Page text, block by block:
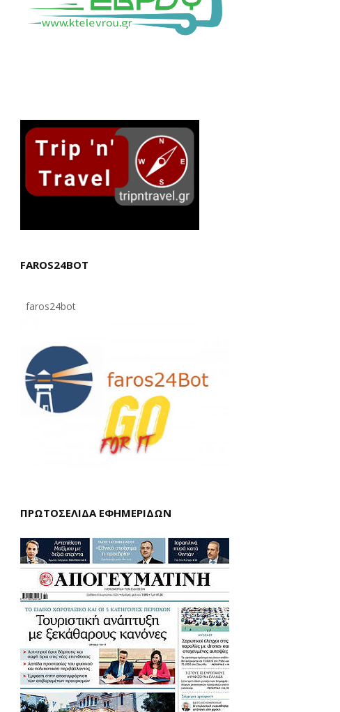
FAROS24BOT
faros24bot
ΠΡΩΤΟΣΕΛΙΔΑ ΕΦΗΜΕΡΙΔΩΝ